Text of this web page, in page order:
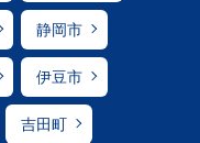
静岡市
伊豆市
吉田町